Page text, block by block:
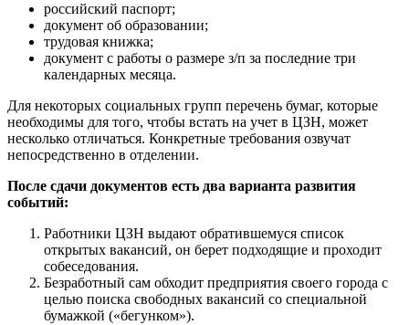
российский паспорт;
документ об образовании;
трудовая книжка;
документ с работы о размере з/п за последние три
календарных месяца.
Для некоторых социальных групп перечень бумаг, которые
необходимы для того, чтобы встать на учет в ЦЗН, может
несколько отличаться. Конкретные требования озвучат
непосредственно в отделении.
После сдачи документов есть два варианта развития
событий:
Работники ЦЗН выдают обратившемуся список
открытых вакансий, он берет подходящие и проходит
собеседования.
Безработный сам обходит предприятия своего города с
целью поиска свободных вакансий со специальной
бумажкой («бегунком»).